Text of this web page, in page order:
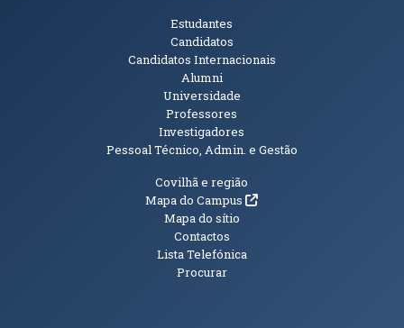
Estudantes
Candidatos
Candidatos Internacionais
Alumni
Universidade
Professores
Investigadores
Pessoal Técnico, Admin. e Gestão
Informações Adicionais
Covilhã e região
Mapa do Campus(abre em nova janela)
Mapa do sítio
Contactos
Lista Telefónica
Procurar